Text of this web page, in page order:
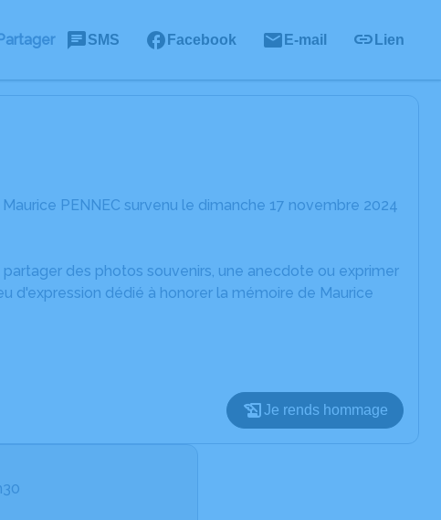
Partager SMS Facebook E-mail Lien
PENNEC survenu le dimanche 17 novembre 2024
des photos souvenirs, une anecdote ou exprimer
d'expression dédié à honorer la mémoire de Maurice
Je rends hommage